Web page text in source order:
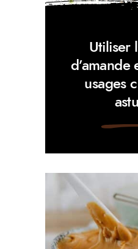
Utiliser
d’amande
usages